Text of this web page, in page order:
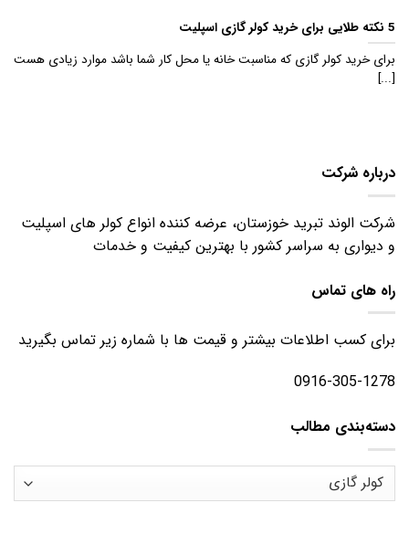
5 نکته طلایی برای خرید کولر گازی اسپلیت
برای خرید کولر گازی که مناسبت خانه یا محل کار شما باشد موارد زیادی هست
[...]
درباره شرکت
شرکت الوند تبرید خوزستان، عرضه کننده انواع کولر های اسپلیت
و دیواری به سراسر کشور با بهترین کیفیت و خدمات
راه های تماس
برای کسب اطلاعات بیشتر و قیمت ها با شماره زیر تماس بگیرید
0916-305-1278
دسته‌بندی مطالب
دسته‌بندی
مطالب